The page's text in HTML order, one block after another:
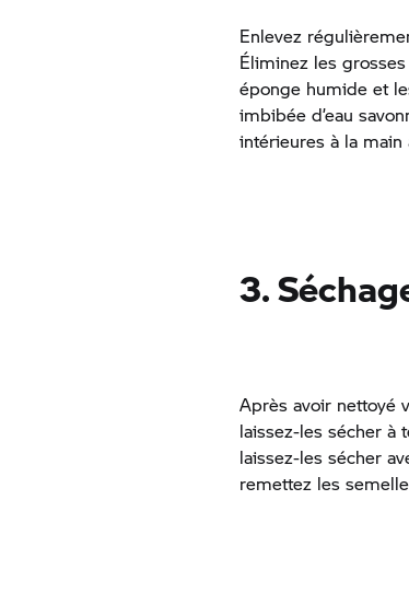
Enlevez
Éliminez les
éponge humide et
imbibée d’eau
intérieures à la
3.
Après avoir nettoyé
laissez-les sécher à
laissez-les sécher
remettez les